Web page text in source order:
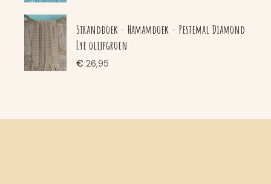
Stranddoek - Hamamdoek - Pestemal Diamond
Eye olijfgroen
€ 26,95